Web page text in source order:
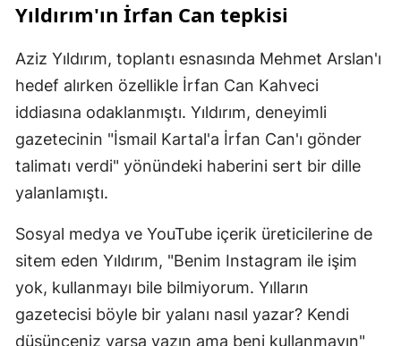
Yıldırım'ın İrfan Can tepkisi
Aziz Yıldırım, toplantı esnasında Mehmet Arslan'ı
hedef alırken özellikle İrfan Can Kahveci
iddiasına odaklanmıştı. Yıldırım, deneyimli
gazetecinin "İsmail Kartal'a İrfan Can'ı gönder
talimatı verdi" yönündeki haberini sert bir dille
yalanlamıştı.
Sosyal medya ve YouTube içerik üreticilerine de
sitem eden Yıldırım, "Benim Instagram ile işim
yok, kullanmayı bile bilmiyorum. Yılların
gazetecisi böyle bir yalanı nasıl yazar? Kendi
düşünceniz varsa yazın ama beni kullanmayın"